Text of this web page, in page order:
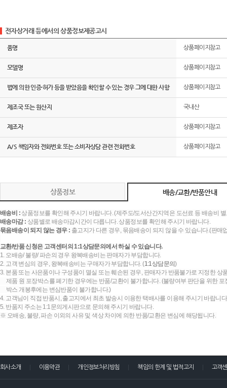
전자상거래 등에서의 상품정보제공고시
품명 상품페이지참고
모델명 상품페이지참고
법에 의한 인증·허가 등을 받았음을 확인할 수 있는 경우 그에 대한 사항 상품페이지참고
제조국 또는 원산지 국내산
제조자 상품페이지참고
A/S 책임자와 전화번호 또는 소비자상담 관련 전화번호 상품페이지참고
상품정보 배송/교환/반품안내
배송비 :상품정보를 확인해 주시기 바랍니다. (제주도/도서산간지역은 도선료 등 배송비
배송마감 : 상품별로 배송마감시간이 다릅니다. 상품정보를 확인해 주시기 바랍니다.
묶음배송이 되지 않는 경우 : 출고지가 다른 경우, 묶음배송이 되지 않을 수 있습니다.(판
교환/반품 신청은 고객센터의 1:1상담문의에서 하실 수 있습니다.
1. 오배송/ 불량/ 파손의 경우 왕복배송비는 판매자가 부담합니다.
2. 고객 변심의 경우, 왕복배송비는 구매자가 부담합니다. (1:1상담문의)
3. 본품 또는 사은품이나 구성품이 멸실 또는 훼손된 경우, 판매자가 반품불가로 지정한 상
제품 원 포장박스를 폐기한 경우에는 반품/교환이 불가합니다. (불량여부 판단을 위한
박스 개봉후에는 변심반품이 불가합니다.)
4. 고객님이 직접 반품시, 출고지에서 최초 발송시 이용한 택배사를 이용해 주시기 바랍니
5. 반품지 주소는 1:1문의게시판으로 문의해 주시기 바랍니다.
※ 오배송, 불량, 파손 이외의 사유 및 색상 차이에 의한 반품/교환은 변심에 해당됩니다.
회사소개 이용약관 개인정보처리방침 책임의 한계 및 법적고지 고객